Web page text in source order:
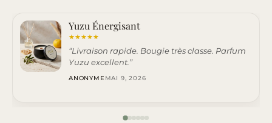
Yuzu Énergisant
★★★★★
“Livraison rapide. Bougie très classe. Parfum
Yuzu excellent.”
ANONYME MAI 9, 2026